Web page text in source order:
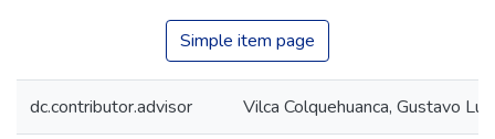
Simple item page
dc.contributor.advisor Vilca Colquehuanca, Gustavo Luis